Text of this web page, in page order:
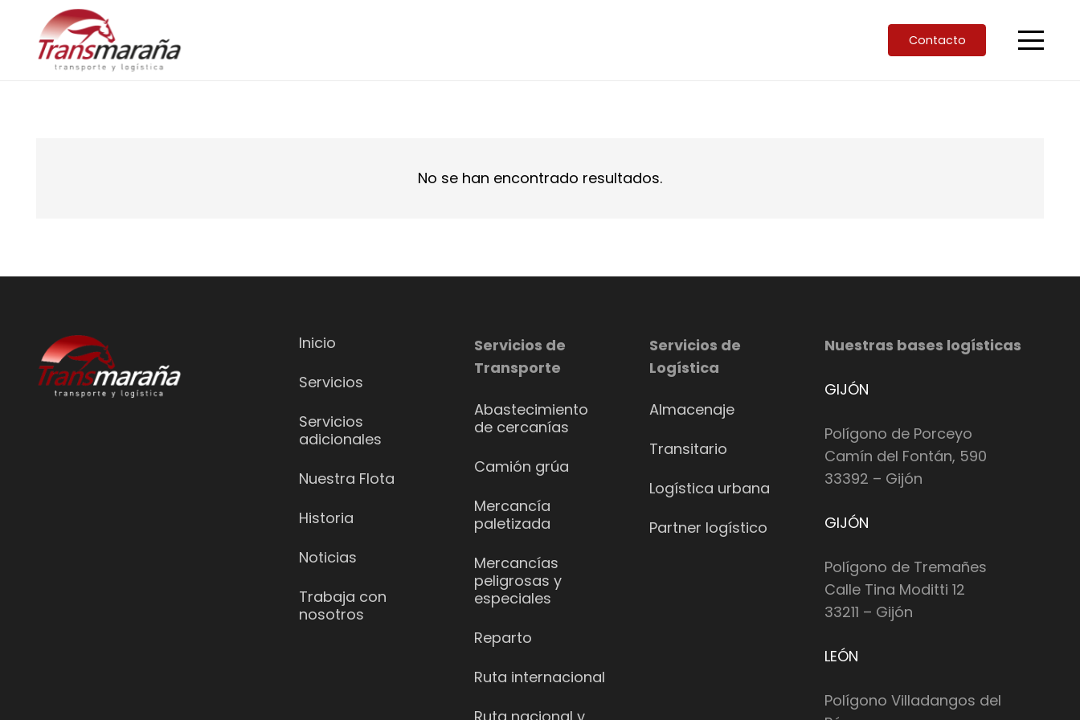
Contacto
No se han encontrado resultados.
Inicio
Servicios
Servicios
adicionales
Nuestra Flota
Historia
Noticias
Trabaja con
nosotros
Servicios de
Transporte
Abastecimiento
de cercanías
Camión grúa
Mercancía
paletizada
Mercancías
peligrosas y
especiales
Reparto
Ruta internacional
Servicios de
Logística
Almacenaje
Transitario
Logística urbana
Partner logístico
Nuestras bases logísticas
GIJÓN
Polígono de Porceyo
Camín del Fontán, 590
33392 – Gijón
GIJÓN
Polígono de Tremañes
Calle Tina Moditti 12
33211 – Gijón
LEÓN
Polígono Villadangos del